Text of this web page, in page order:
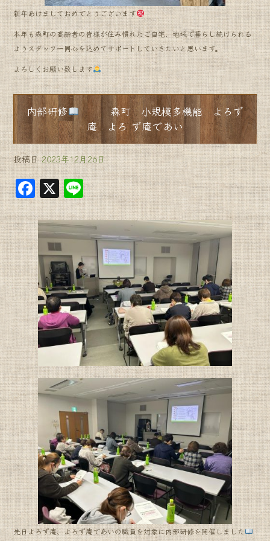
新年あけましておめでとうございます
本年も森町の高齢者の皆様が住み慣れたご自宅、地域で暮らし続けられる
ようスタッフ一同心を込めてサポートしていきたいと思います。
よろしくお願い致します
内部研修
森町 小規模多機能 よろず
庵 よろ ず庵であい
投稿日 2023年12月26日
F
a
c
e
b
o
o
k
X Li
n
e
先日よろず庵、よろず庵であいの職員を対象に内部研修を開催しました